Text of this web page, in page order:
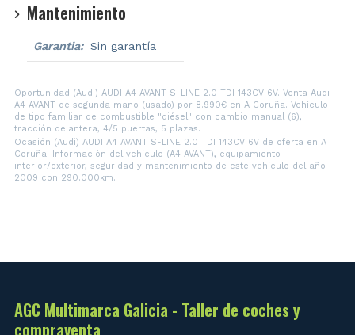
Mantenimiento
Garantia: Sin garantía
Oportunidad (Audi) AUDI A4 AVANT S-LINE 2.0 TDI 143CV 6V. Venta Audi
A4 AVANT de segunda mano (usado) por 8.990€ en A Coruña. Vehículo
de tipo familiar de combustible "diésel" con cambio manual (6),
tracción delantera, 4/5 puertas, 5 plazas.
Ocasión (Audi) AUDI A4 AVANT S-LINE 2.0 TDI 143CV 6V de oferta en A
Coruña. Información del vehículo (A4 AVANT), equipamiento
interior/exterior, seguridad y mantenimiento de este vehículo del año
2009 con 290.000km.
AGC Multimarca Galicia - Taller de coches y
compraventa